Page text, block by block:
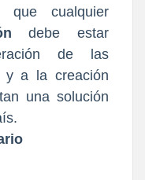
que cualquier
debe estar
de las
y a la creación
una solución